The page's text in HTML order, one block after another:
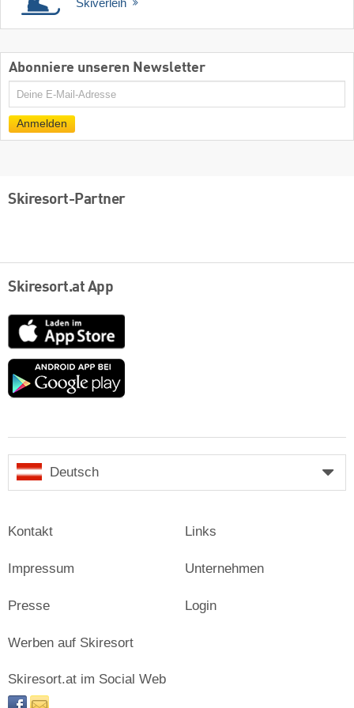
Abonniere unseren Newsletter
E-
Anmelden
Skiresort-Partner
Skiresort.at App
App
Store
Google
Deutsch
Kontakt
Impressum
Presse
Links
Unternehmen
Login
Werben auf Skiresort
Skiresort.at im Social Web